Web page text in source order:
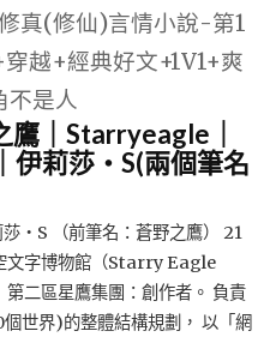
真(修仙)言情小說-第1
越+經典好文+1V1+爽
不是人
鷹｜Starryeagle｜
伊莉莎・S(兩個筆名
・S （前筆名：蒼野之鷹） 21
文字博物館（Starry Eagle
二區星鷹集團：創作者。 負責
世界)的整體結構規劃， 以「網